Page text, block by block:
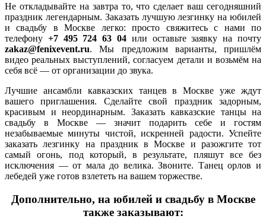
Не откладывайте на завтра то, что сделает ваш сегодняшний
праздник легендарным. Заказать лучшую лезгинку на юбилей
и свадьбу в Москве легко: просто свяжитесь с нами по
телефону +7 495 724 63 04 или оставьте заявку на почту
zakaz@fenixevent.ru. Мы предложим варианты, пришлём
видео реальных выступлений, согласуем детали и возьмём на
себя всё — от организации до звука.
Лучшие ансамбли кавказских танцев в Москве уже ждут
вашего приглашения. Сделайте свой праздник задорным,
красивым и неординарным. Заказать кавказские танцы на
свадьбу в Москве — значит подарить себе и гостям
незабываемые минуты чистой, искренней радости. Успейте
заказать лезгинку на праздник в Москве и разожгите тот
самый огонь, под который, в результате, пляшут все без
исключения — от мала до велика. Звоните. Танец орлов и
лебедей уже готов взлететь на вашем торжестве.
Дополнительно, на юбилей и свадьбу в Москве
также заказывают: